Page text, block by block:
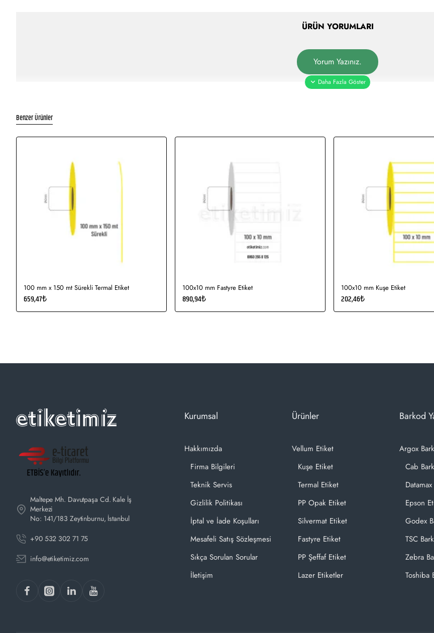
ÜRÜN YORUMLARI
Yorum Yazınız.
Benzer Ürünler
100 mm x 150 mt Sürekli Termal Etiket
659,47₺
100x10 mm Fastyre Etiket
890,94₺
100x10 mm Kuşe Etiket
202,46₺
Maltepe Mh. Davutpaşa Cd. Kale İş
Merkezi
No: 141/183 Zeytinburnu, İstanbul
+90 532 302 71 75
info@etiketimiz.com
Kurumsal
Hakkımızda
Firma Bilgileri
Teknik Servis
Gizlilik Politikası
İptal ve İade Koşulları
Mesafeli Satış Sözleşmesi
Sıkça Sorulan Sorular
İletişim
Ürünler
Vellum Etiket
Kuşe Etiket
Termal Etiket
PP Opak Etiket
Silvermat Etiket
Fastyre Etiket
PP Şeffaf Etiket
Lazer Etiketler
Barkod
Argox
Cab
Datamax
Epson
Godex
TSC
Zebra
Toshiba